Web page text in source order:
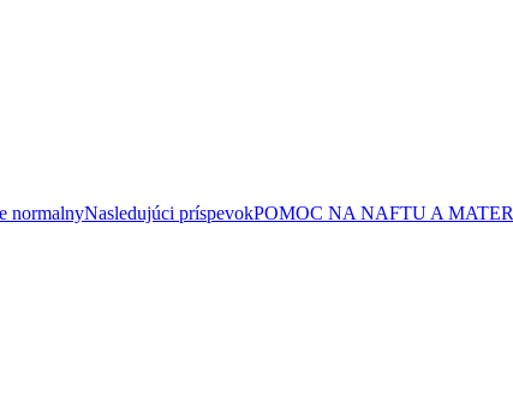
normalnyNasledujúci príspevokPOMOC NA NAFTU A